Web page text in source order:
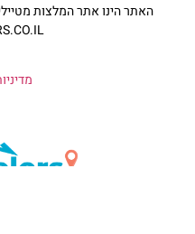
האתר הינו אתר המלצות